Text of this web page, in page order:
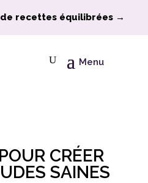
recettes équilibrées →
Menu
CRÉER
SAINES